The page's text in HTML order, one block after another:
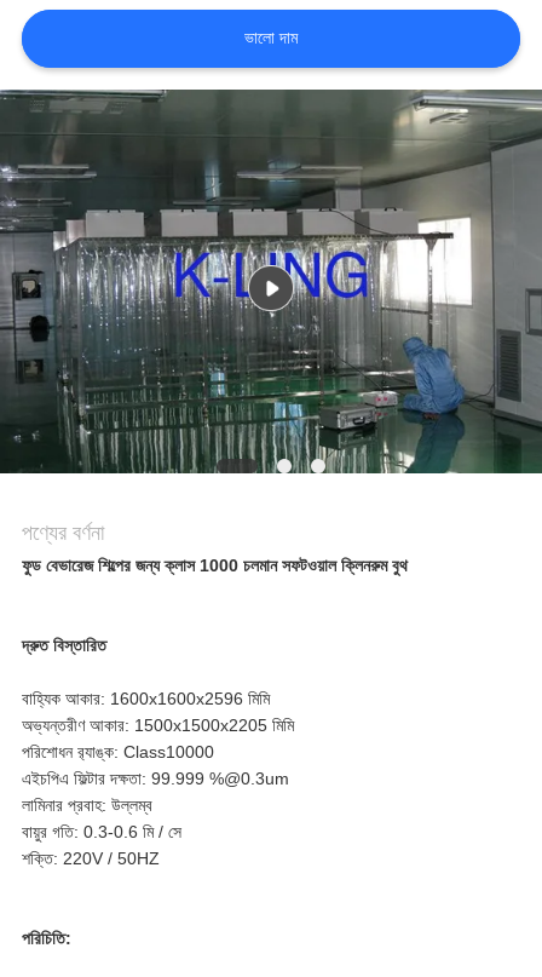
মামলা
সাইট
ম্যাপ
গোপনীয়তা
নীতি
ভালো দাম
পণ্যের বর্ণনা
ফুড বেভারেজ শিল্পের জন্য ক্লাস 1000 চলমান সফটওয়াল ক্লিনরুম বুথ
দ্রুত বিস্তারিত
বাহ্যিক আকার: 1600x1600x2596 মিমি
অভ্যন্তরীণ আকার: 1500x1500x2205 মিমি
পরিশোধন র‌্যাঙ্ক: Class10000
এইচপিএ ফিল্টার দক্ষতা: 99.999 %@0.3um
লামিনার প্রবাহ: উল্লম্ব
বায়ুর গতি: 0.3-0.6 মি / সে
শক্তি: 220V / 50HZ
পরিচিতি: